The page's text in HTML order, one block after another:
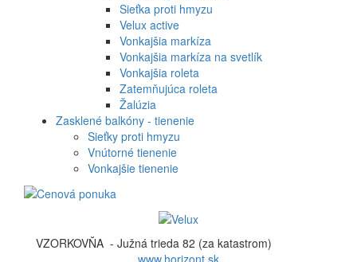
Sieťka proti hmyzu
Velux active
Vonkajšia markíza
Vonkajšia markíza na svetlík
Vonkajšia roleta
Zatemňujúca roleta
Žalúzia
Zasklené balkóny - tienenie
Sieťky proti hmyzu
Vnútorné tienenie
Vonkajšie tienenie
VZORKOVŇA - Južná trieda 82 (za katastrom)